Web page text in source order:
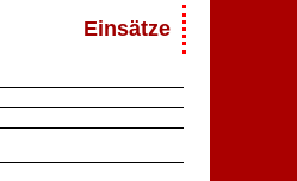
Einsätze